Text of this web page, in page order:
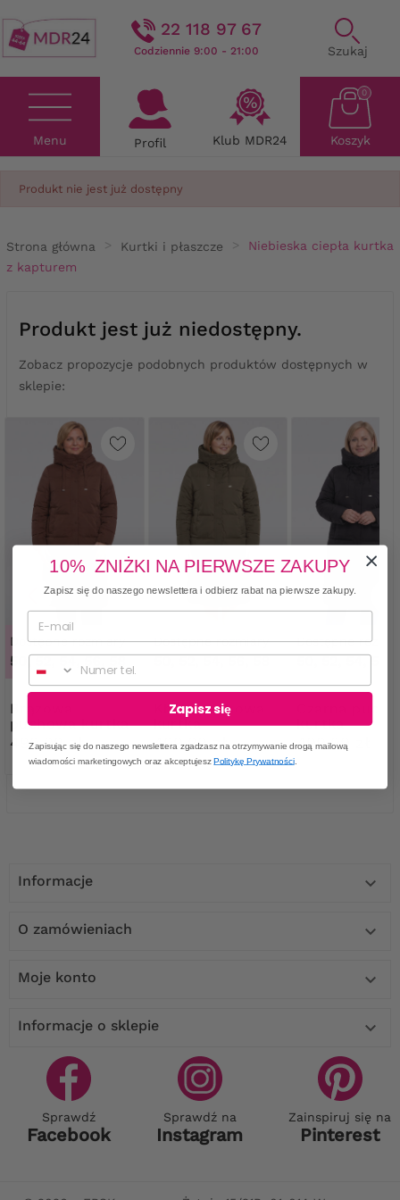
22 118 97 67
Codziennie 9:00 - 21:00 Szukaj
Menu Profil Klub MDR24 Koszyk
0
Produkt nie jest już dostępny
Strona główna Kurtki i płaszcze
Niebieska ciepła kurtka
z kapturem
Produkt jest już niedostępny.
Zobacz propozycje podobnych produktów dostępnych w
sklepie:
Dostępne rozmiary
50, 52, 54, 56, 58
Brązowa
puchowa kurtka
499,99 zł
Dostępne rozmiary
50, 52, 54, 56, 58
kurtka
499,99 zł
Dostępne
50, 52, 54, 56,
kurtka
499,99 zł
Informacje 
O zamówieniach 
Moje konto 
Informacje o sklepie 
Sprawdź
Facebook
Sprawdź na
Instagram
Zainspiruj się na
Pinterest
10% ZNIŻKI NA PIERWSZE ZAKUPY
Zapisz się do naszego newslettera i odbierz rabat na pierwsze zakupy.
Numer telefonu
Zapisz się
Zapisując się do naszego newslettera zgadzasz na otrzymywanie drogą mailową
wiadomości marketingowych oraz akceptujeszPolitykę Prywatności.